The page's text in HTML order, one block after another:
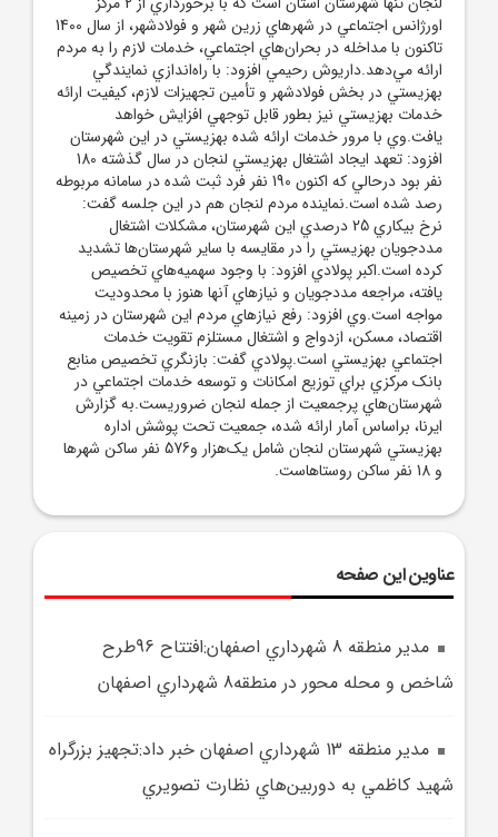
اورژانس اجتماعي در شهرهاي زرين شهر و فولادشهر، از سال 1400
تاکنون با مداخله در بحران‌هاي اجتماعي، خدمات لازم را به مردم
ارائه مي‌دهد.داريوش رحيمي افزود: با راه‌اندازي نمايندگي
بهزيستي در بخش فولادشهر و تأمين تجهيزات لازم، کيفيت ارائه
خدمات بهزيستي نيز بطور قابل توجهي افزايش خواهد
يافت.وي با مرور خدمات ارائه شده بهزيستي در اين شهرستان
افزود: تعهد ايجاد اشتغال بهزيستي لنجان در سال گذشته 180
نفر بود درحالي که اکنون 190 نفر فرد ثبت شده در سامانه مربوطه
رصد شده است.نماينده مردم لنجان هم در اين جلسه گفت:
نرخ بيکاري 25 درصدي اين شهرستان، مشکلات اشتغال
مددجويان بهزيستي را در مقايسه با ساير شهرستان‌ها تشديد
کرده است.اکبر پولادي افزود: با وجود سهميه‌هاي تخصيص
يافته، مراجعه مددجويان و نيازهاي آنها هنوز با محدوديت
مواجه است.وي افزود: رفع نيازهاي مردم اين شهرستان در زمينه
اقتصاد، مسکن، ازدواج و اشتغال مستلزم تقويت خدمات
اجتماعي بهزيستي است.پولادي گفت: بازنگري تخصيص منابع
بانک مرکزي براي توزيع امکانات و توسعه خدمات اجتماعي در
شهرستان‌هاي پرجمعيت از جمله لنجان ضروريست.به گزارش
ايرنا، براساس آمار ارائه شده، جمعيت تحت پوشش اداره
بهزيستي شهرستان لنجان شامل يک‌هزار و576 نفر ساکن شهرها
و 18 نفر ساکن روستاهاست.
عناوین این صفحه
مدير منطقه 8 شهرداري اصفهان:افتتاح 96طرح
شاخص و محله محور در منطقه8 شهرداري اصفهان
مدير منطقه 13 شهرداري اصفهان خبر داد:تجهيز بزرگراه
شهيد کاظمي به دوربين‌هاي نظارت تصويري